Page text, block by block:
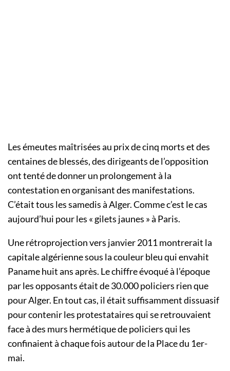
Les émeutes maîtrisées au prix de cinq morts et des
centaines de blessés, des dirigeants de l’opposition
ont tenté de donner un prolongement à la
contestation en organisant des manifestations.
C’était tous les samedis à Alger. Comme c’est le cas
aujourd’hui pour les « gilets jaunes » à Paris.
Une rétroprojection vers janvier 2011 montrerait la
capitale algérienne sous la couleur bleu qui envahit
Paname huit ans après. Le chiffre évoqué à l’époque
par les opposants était de 30.000 policiers rien que
pour Alger. En tout cas, il était suffisamment dissuasif
pour contenir les protestataires qui se retrouvaient
face à des murs hermétique de policiers qui les
confinaient à chaque fois autour de la Place du 1er-
mai.